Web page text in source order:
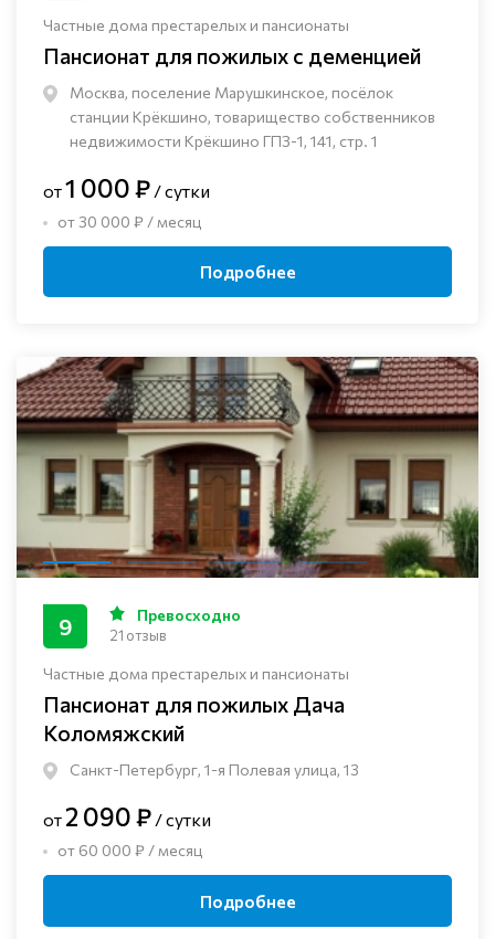
Частные дома престарелых и пансионаты
Пансионат для пожилых с деменцией
Москва, поселение Марушкинское, посёлок
станции Крёкшино, товарищество собственников
недвижимости Крёкшино ГПЗ-1, 141, стр. 1
от1 000 ₽ / сутки
от 30 000 ₽ / месяц
Подробнее
Частные дома престарелых и пансионаты
Пансионат для пожилых Дача
Коломяжский
Санкт-Петербург, 1-я Полевая улица, 13
9 Превосходно
21 отзыв
от 2 090 ₽ / сутки
от 60 000 ₽ / месяц
Подробнее